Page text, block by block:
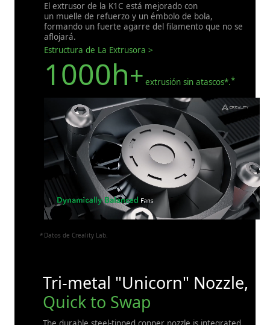
El extrusor de la K1C está mejorado con
un muelle de refuerzo y un émbolo de bola,
formando un fuerte agarre del filamento que no se
aflojará.
Estructura de La Extrusora
1000h+ extrusión sin atascos*.
Datos de Creality Lab.
Tri-metal "Unicorn" Nozzle,
Quick to Swap